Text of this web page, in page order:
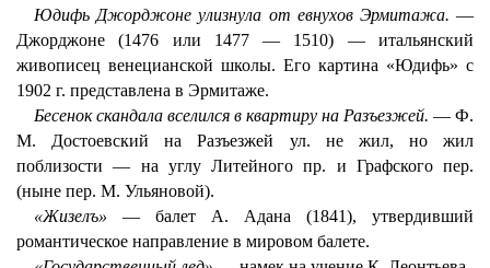
Юдифь Джорджоне улизнула от евнухов Эрмитажа. —
Джорджоне (1476 или 1477 — 1510) — итальянский
живописец венецианской школы. Его картина «Юдифь» с
1902 г. представлена в Эрмитаже.
Бесенок скандала вселился в квартиру на Разъезжей. — Ф.
М. Достоевский на Разъезжей ул. не жил, но жил
поблизости — на углу Литейного пр. и Графского пер.
(ныне пер. М. Ульяновой).
«Жизелъ» — балет А. Адана (1841), утвердивший
романтическое направление в мировом балете.